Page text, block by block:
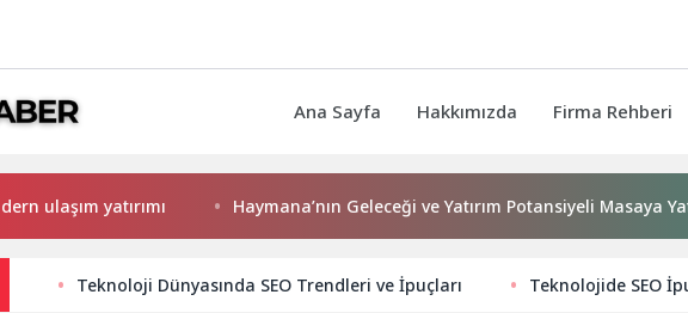
Ana Sayfa Hakkımızda Firma Rehberi
yatırımı Haymana’nın Geleceği ve Yatırım Potansiyeli Masaya Yatırıldı
Teknoloji Dünyasında SEO Trendleri ve İpuçları Teknolojide SEO